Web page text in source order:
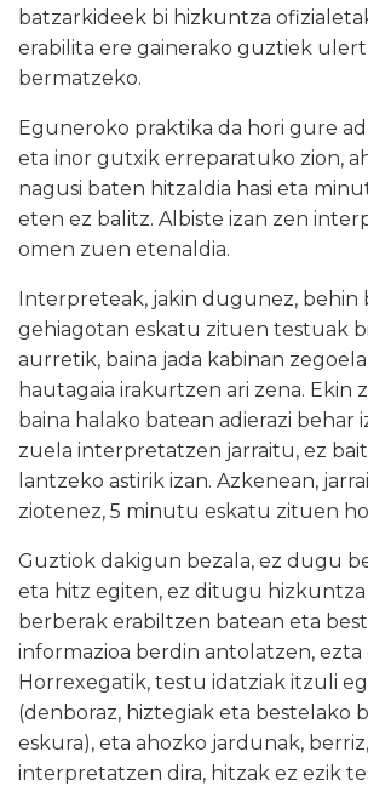
batzarkideek bi hizkuntza
erabilita ere gainerako guztiek
bermatzeko.
Eguneroko praktika da hori gure
eta inor gutxik erreparatuko zion,
nagusi baten hitzaldia hasi eta
eten ez balitz. Albiste izan zen
omen zuen etenaldia.
Interpreteak, jakin dugunez, behin
gehiagotan eskatu zituen testuak
aurretik, baina jada kabinan
hautagaia irakurtzen ari zena. Ekin
baina halako batean adierazi behar
zuela interpretatzen jarraitu, ez
lantzeko astirik izan. Azkenean,
ziotenez, 5 minutu eskatu zituen
Guztiok dakigun bezala, ez dugu
eta hitz egiten, ez ditugu
berberak erabiltzen batean eta
informazioa berdin antolatzen, ezta
Horrexegatik, testu idatziak itzuli
(denboraz, hiztegiak eta bestelako
eskura), eta ahozko jardunak,
interpretatzen dira, hitzak ez ezik